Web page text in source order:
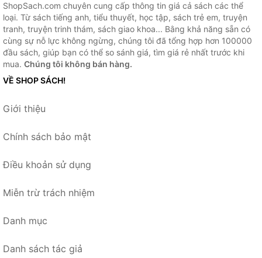
ShopSach.com chuyên cung cấp thông tin giá cả sách các thể
loại. Từ sách tiếng anh, tiểu thuyết, học tập, sách trẻ em, truyện
tranh, truyện trinh thám, sách giao khoa... Bằng khả năng sẵn có
cùng sự nỗ lực không ngừng, chúng tôi đã tổng hợp hơn 100000
đầu sách, giúp bạn có thể so sánh giá, tìm giá rẻ nhất trước khi
mua. Chúng tôi không bán hàng.
VỀ SHOP SÁCH!
Giới thiệu
Chính sách bảo mật
Điều khoản sử dụng
Miễn trừ trách nhiệm
Danh mục
Danh sách tác giả